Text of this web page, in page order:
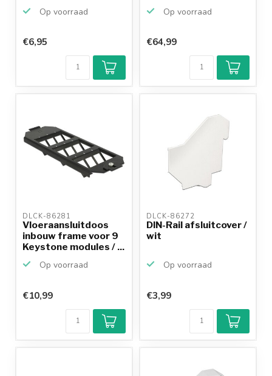
Op voorraad
€6,95
Op voorraad
€64,99
DLCK-86281
Vloeraansluitdoos
inbouw frame voor 9
Keystone modules / ...
Op voorraad
€10,99
DLCK-86272
DIN-Rail afsluitcover /
wit
Op voorraad
€3,99